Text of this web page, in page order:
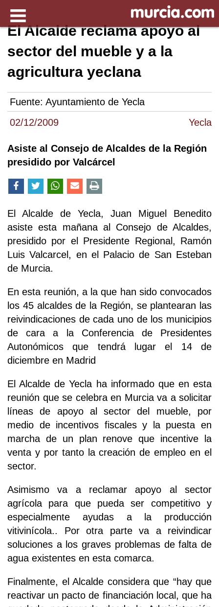
02/12/2009 Yecla
El Alcalde reclama apoyo al
sector del mueble y a la
agricultura yeclana
Fuente: Ayuntamiento de Yecla
Asiste al Consejo de Alcaldes de la Región
presidido por Valcárcel
El Alcalde de Yecla, Juan Miguel Benedito
asiste esta mañana al Consejo de Alcaldes,
presidido por el Presidente Regional, Ramón
Luis Valcarcel, en el Palacio de San Esteban
de Murcia.
En esta reunión, a la que han sido convocados
los 45 alcaldes de la Región, se plantearan las
reivindicaciones de cada uno de los municipios
de cara a la Conferencia de Presidentes
Autonómicos que tendrá lugar el 14 de
diciembre en Madrid
El Alcalde de Yecla ha informado que en esta
reunión que se celebra en Murcia va a solicitar
líneas de apoyo al sector del mueble, por
medio de incentivos fiscales y la puesta en
marcha de un plan renove que incentive la
venta y por tanto la creación de empleo en el
sector.
Asimismo va a reclamar apoyo al sector
agrícola para que pueda ser competitivo y
especialmente ayudas a la producción
vitivinícola.. Por otra parte va a reivindicar
soluciones a los graves problemas de falta de
agua existentes en esta comarca.
Finalmente, el Alcalde considera que “hay que
reactivar un pacto de financiación local, que ha